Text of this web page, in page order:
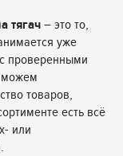
тягач – это то,
уже
проверенными
можем
товаров,
есть всё
или